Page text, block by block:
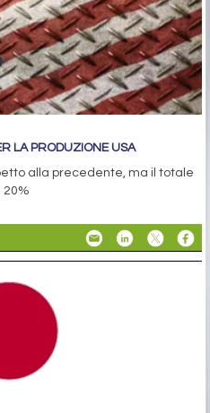
LA PRODUZIONE USA
alla precedente, ma il totale
20%